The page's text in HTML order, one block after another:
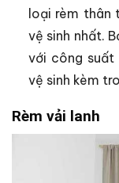
loại rèm thân
vệ sinh nhất.
với công
vệ sinh kèm
Rèm vải lanh